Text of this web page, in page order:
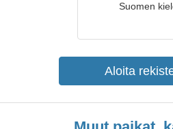
Suomen
Aloita